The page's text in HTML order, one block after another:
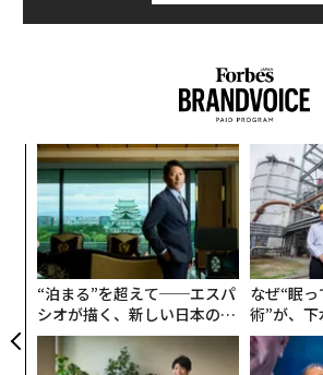
“泊まる”を超えて──エスパ
シオが描く、新しい日本のラ
グジュアリー（前編）
なぜ“眠
術”が、
たのか
アクアソ